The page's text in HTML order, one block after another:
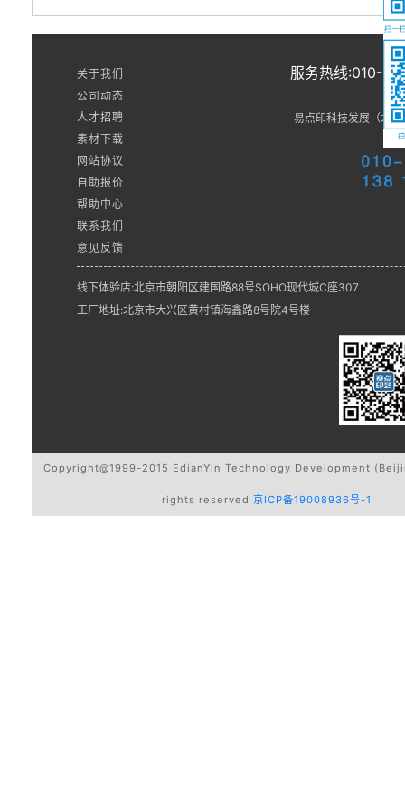
关于我们
公司动态
人才招聘
素材下载
网站协议
自助报价
帮助中心
联系我们
意见反馈
服务热线:010-
易点印科技发展（北
线下体验店:北京市朝阳区建国路88号SOHO现代城C座307
工厂地址:北京市大兴区黄村镇海鑫路8号院4号楼
Copyright@1999-2015 EdianYin Technology Development
rights reserved 京ICP备19008936号-1